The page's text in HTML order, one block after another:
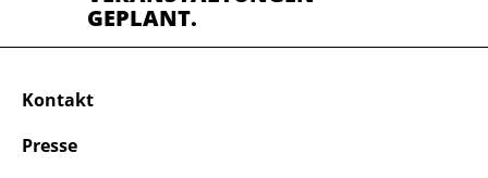
GEPLANT.
Kontakt
Presse